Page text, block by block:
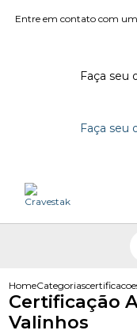
Entre em contato com um
Faça seu
Faça seu
HomeCategorias
Certificação
Valinhos